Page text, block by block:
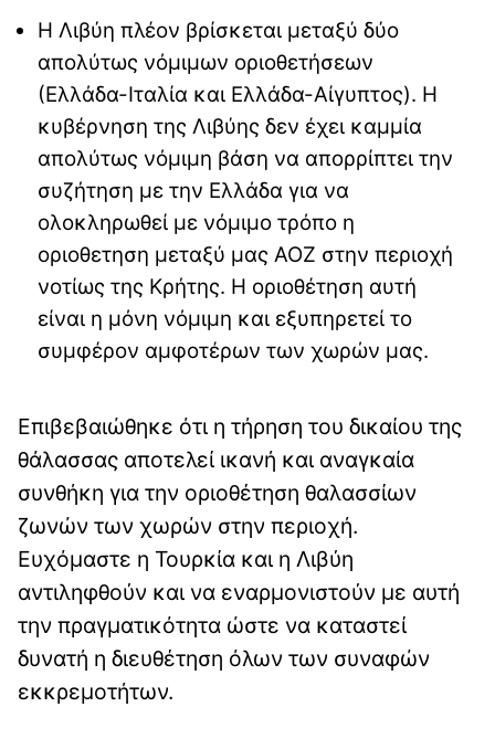
Η Λιβύη πλέον βρίσκεται μεταξύ δύο
απολύτως νόμιμων οριοθετήσεων
(Ελλάδα-Ιταλία και Ελλάδα-Αίγυπτος). Η
κυβέρνηση της Λιβύης δεν έχει καμμία
απολύτως νόμιμη βάση να απορρίπτει την
συζήτηση με την Ελλάδα για να
ολοκληρωθεί με νόμιμο τρόπο η
οριοθετηση μεταξύ μας ΑΟΖ στην περιοχή
νοτίως της Κρήτης. Η οριοθέτηση αυτή
είναι η μόνη νόμιμη και εξυπηρετεί το
συμφέρον αμφοτέρων των χωρών μας.
Επιβεβαιώθηκε ότι η τήρηση του δικαίου της
θάλασσας αποτελεί ικανή και αναγκαία
συνθήκη για την οριοθέτηση θαλασσίων
ζωνών των χωρών στην περιοχή.
Ευχόμαστε η Τουρκία και η Λιβύη
αντιληφθούν και να εναρμονιστούν με αυτή
την πραγματικότητα ώστε να καταστεί
δυνατή η διευθέτηση όλων των συναφών
εκκρεμοτήτων.